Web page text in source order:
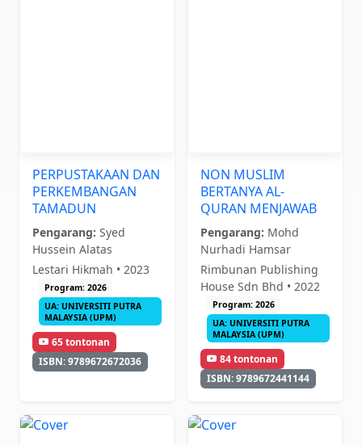
PERPUSTAKAAN DAN
PERKEMBANGAN
TAMADUN
Pengarang: Syed
Hussein Alatas
Lestari Hikmah • 2023
Program: 2026
UA: UNIVERSITI PUTRA
MALAYSIA (UPM)
65 tontonan
ISBN: 9789672672036
NON MUSLIM
BERTANYA AL-
QURAN MENJAWAB
Pengarang: Mohd
Nurhadi Hamsar
Rimbunan Publishing
House Sdn Bhd • 2022
Program: 2026
UA: UNIVERSITI PUTRA
MALAYSIA (UPM)
84 tontonan
ISBN: 9789672441144